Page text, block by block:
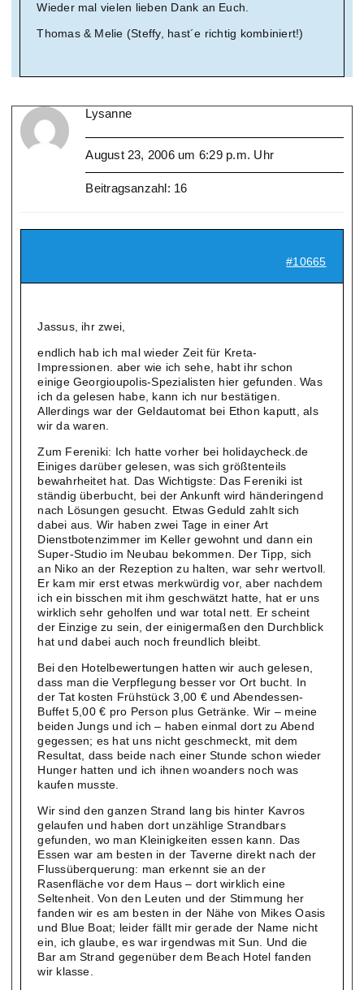
Wieder mal vielen lieben Dank an Euch.
Thomas & Melie (Steffy, hast´e richtig kombiniert!)
Lysanne
August 23, 2006 um 6:29 p.m. Uhr
Beitragsanzahl: 16
#10665
Jassus, ihr zwei,
endlich hab ich mal wieder Zeit für Kreta-
Impressionen. aber wie ich sehe, habt ihr schon
einige Georgioupolis-Spezialisten hier gefunden. Was
ich da gelesen habe, kann ich nur bestätigen.
Allerdings war der Geldautomat bei Ethon kaputt, als
wir da waren.
Zum Fereniki: Ich hatte vorher bei holidaycheck.de
Einiges darüber gelesen, was sich größtenteils
bewahrheitet hat. Das Wichtigste: Das Fereniki ist
ständig überbucht, bei der Ankunft wird händeringend
nach Lösungen gesucht. Etwas Geduld zahlt sich
dabei aus. Wir haben zwei Tage in einer Art
Dienstbotenzimmer im Keller gewohnt und dann ein
Super-Studio im Neubau bekommen. Der Tipp, sich
an Niko an der Rezeption zu halten, war sehr wertvoll.
Er kam mir erst etwas merkwürdig vor, aber nachdem
ich ein bisschen mit ihm geschwätzt hatte, hat er uns
wirklich sehr geholfen und war total nett. Er scheint
der Einzige zu sein, der einigermaßen den Durchblick
hat und dabei auch noch freundlich bleibt.
Bei den Hotelbewertungen hatten wir auch gelesen,
dass man die Verpflegung besser vor Ort bucht. In
der Tat kosten Frühstück 3,00 € und Abendessen-
Buffet 5,00 € pro Person plus Getränke. Wir – meine
beiden Jungs und ich – haben einmal dort zu Abend
gegessen; es hat uns nicht geschmeckt, mit dem
Resultat, dass beide nach einer Stunde schon wieder
Hunger hatten und ich ihnen woanders noch was
kaufen musste.
Wir sind den ganzen Strand lang bis hinter Kavros
gelaufen und haben dort unzählige Strandbars
gefunden, wo man Kleinigkeiten essen kann. Das
Essen war am besten in der Taverne direkt nach der
Flussüberquerung: man erkennt sie an der
Rasenfläche vor dem Haus – dort wirklich eine
Seltenheit. Von den Leuten und der Stimmung her
fanden wir es am besten in der Nähe von Mikes Oasis
und Blue Boat; leider fällt mir gerade der Name nicht
ein, ich glaube, es war irgendwas mit Sun. Und die
Bar am Strand gegenüber dem Beach Hotel fanden
wir klasse.